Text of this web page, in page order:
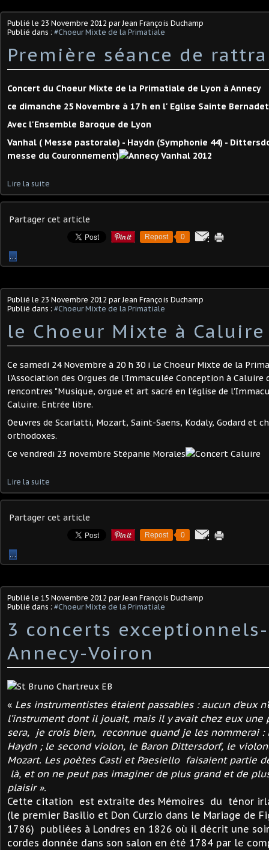
Publié le 23 Novembre 2012 par Jean François Duchamp
Publié dans : #Choeur Mixte de la Primatiale
Première séance de
Concert du Choeur Mixte de la Primatiale de Lyon à Annecy
ce dimanche 25 Novembre à 17 h en l' Eglise Sainte
Avec l'Ensemble Baroque de Lyon
Vanhal ( Messe pastorale) - Haydn (Symphonie 44) -
messe du Couronnement)
Lire la suite
Partager cet article
Repost 0
…
Publié le 23 Novembre 2012 par Jean François Duchamp
Publié dans : #Choeur Mixte de la Primatiale
le Choeur Mixte à Caluire
Ce samedi 24 Novembre à 20 h 30 i Le Choeur Mixte de la
l'Association des Orgues de l'Immaculée Conception à Caluire
rencontres "Musique, orgue et art sacré en l'église de
Caluire. Entrée libre.
Oeuvres de Scarlatti, Mozart, Saint-Saens, Kodaly, Godard et
orthodoxes.
Ce vendredi 23 novembre Stépanie Morales
Lire la suite
Partager cet article
Repost 0
…
Publié le 15 Novembre 2012 par Jean François Duchamp
Publié dans : #Choeur Mixte de la Primatiale
3 concerts
Annecy-Voiron
« Les instrumentistes étaient passables : aucun d’eux
l’instrument dont il jouait, mais il y avait chez eux
sera, je crois bien, reconnue quand je les nommerai :
Haydn ; le second violon, le Baron Dittersdorf, le
Mozart. Les poètes Casti et Paesiello faisaient partie
là, et on ne peut pas imaginer de plus grand et de
plaisir ».
Cette citation est extraite des Mémoires du ténor
(le premier Basilio et Don Curzio dans le Mariage de
1786) publiées à Londres en 1826 où il décrit une
cordes donnée dans son salon en été 1784 par le